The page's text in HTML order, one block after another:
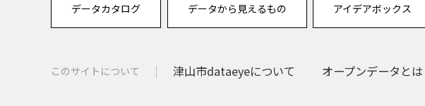
データカタログ データから見えるもの アイデアボックス
このサイトについて 津山市dataeyeについて オープンデータとは